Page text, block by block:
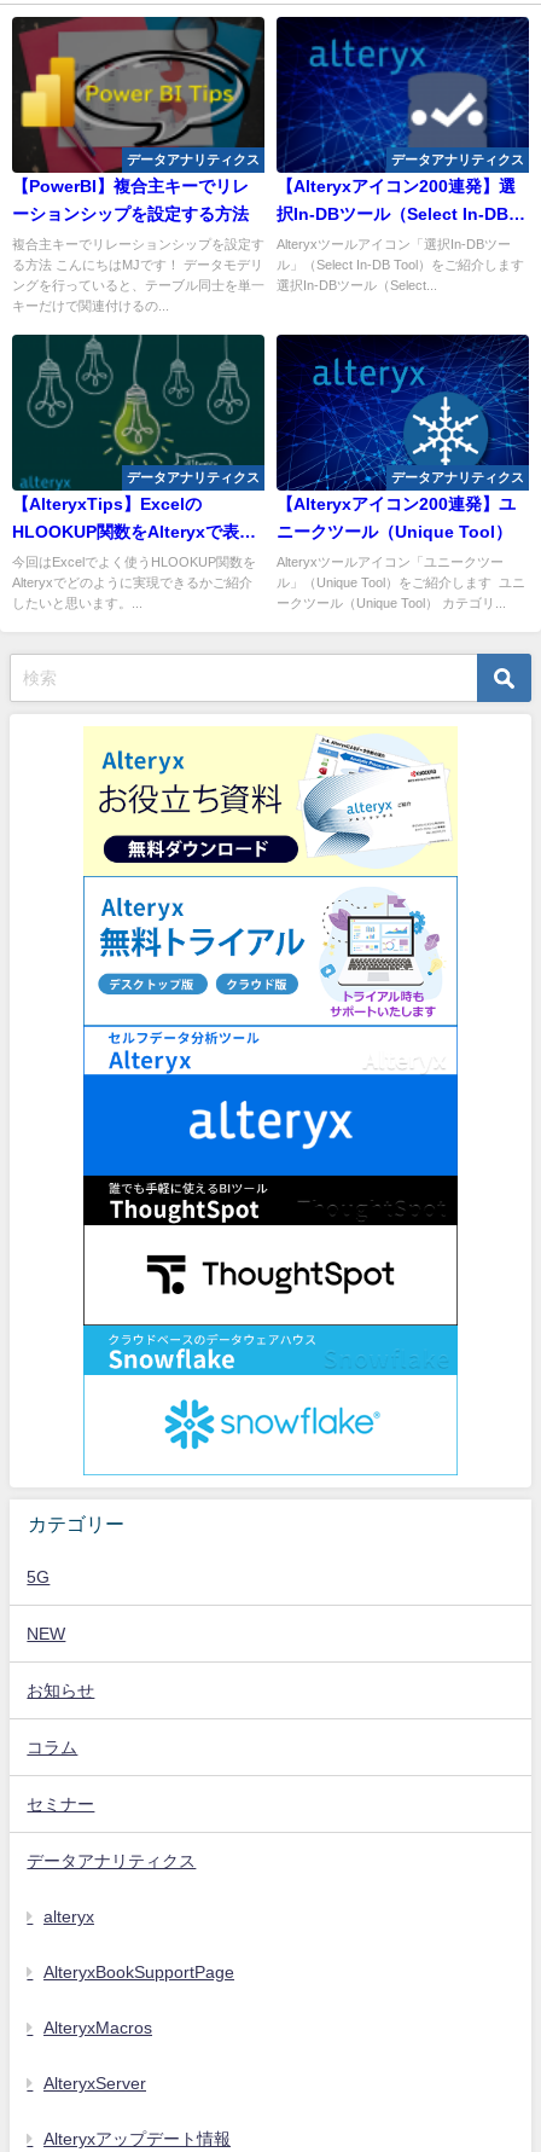
データアナリティクス
【PowerBI】複合主キーでリレ
ーションシップを設定する方法
複合主キーでリレーションシップを設定す
る方法 こんにちはMJです！ データモデリ
ングを行っていると、テーブル同士を単一
キーだけで関連付けるの...
データアナリティクス
【Alteryxアイコン200連発】選
択In-DBツール（Select In-DB
Tool）
Alteryxツールアイコン「選択In-DBツー
ル」（Select In-DB Tool）をご紹介します
選択In-DBツール（Select...
データアナリティクス
【AlteryxTips】Excelの
HLOOKUP関数をAlteryxで表現
する方法
今回はExcelでよく使うHLOOKUP関数を
Alteryxでどのように実現できるかご紹介
したいと思います。...
データアナリティクス
【Alteryxアイコン200連発】ユ
ニークツール（Unique Tool）
Alteryxツールアイコン「ユニークツー
ル」（Unique Tool）をご紹介します ユニ
ークツール（Unique Tool） カテゴリ...
カテゴリー
5G
NEW
お知らせ
コラム
セミナー
データアナリティクス
alteryx
AlteryxBookSupportPage
AlteryxMacros
AlteryxServer
Alteryxアップデート情報